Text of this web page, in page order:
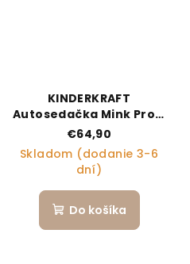
KINDERKRAFT
Autosedačka Mink Pro 2
(0-13 kg) Grey
€64,90
Skladom (dodanie 3-6
dní)
Do košíka